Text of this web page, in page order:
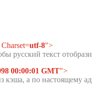
Charset=utf-8">
русский текст
00:00:01 GMT">
кэша, а по настоящему